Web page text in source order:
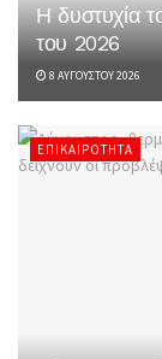
Η δυστυχία
του 2026
8 ΑΥΓΟΎΣΤΟΥ 2026
ΕΠΙΚΑΙΡΌΤΗΤΑ